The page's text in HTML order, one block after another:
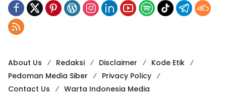
About Us Redaksi Disclaimer
Kode Etik
Pedoman Media Siber
Privacy Policy
Contact Us
Warta Indonesia Media